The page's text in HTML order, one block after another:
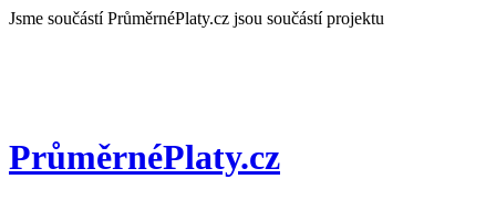
Jsme součástí PrůměrnéPlaty.cz jsou součástí projektu
PrůměrnéPlaty.cz